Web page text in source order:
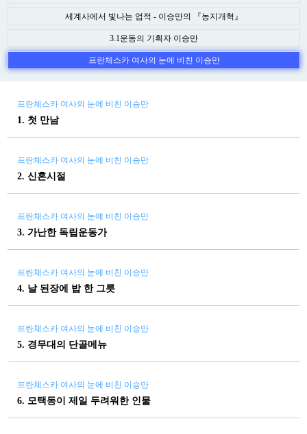
세계사에서 빛나는 업적 - 이승만의 『농지개혁』
3.1운동의 기획자 이승만
프란체스카 여사의 눈에 비친 이승만
프란체스카 여사의 눈에 비친 이승만
1. 첫 만남
프란체스카 여사의 눈에 비친 이승만
2. 신혼시절
프란체스카 여사의 눈에 비친 이승만
3. 가난한 독립운동가
프란체스카 여사의 눈에 비친 이승만
4. 날 된장에 밥 한 그릇
프란체스카 여사의 눈에 비친 이승만
5. 경무대의 단골메뉴
프란체스카 여사의 눈에 비친 이승만
6. 모택동이 제일 두려워한 인물